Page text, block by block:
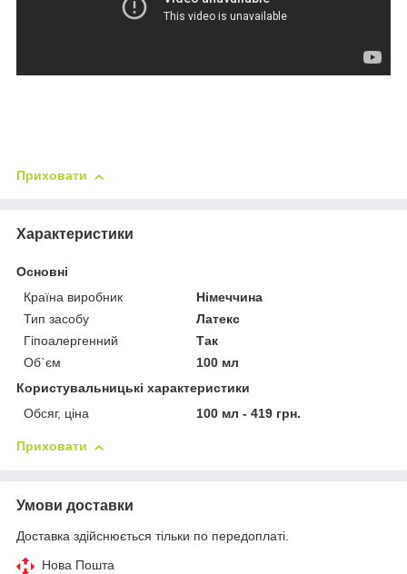
Приховати
Характеристики
Основні
Країна виробник
Німеччина
Тип засобу
Латекс
Гіпоалергенний
Так
Об`єм
100 мл
Користувальницькі характеристики
Обсяг, ціна
100 мл - 419 грн.
Приховати
Умови доставки
Доставка здійснюється тільки по передоплаті.
Нова Пошта